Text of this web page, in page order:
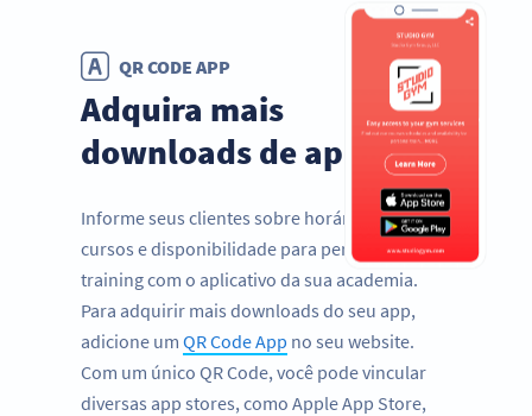
QR CODE APP
Adquira mais
downloads de apps
Informe seus clientes sobre horários de
cursos e disponibilidade para personal
training com o aplicativo da sua academia.
Para adquirir mais downloads do seu app,
adicione um QR Code App no seu website.
Com um único QR Code, você pode vincular
diversas app stores, como Apple App Store,